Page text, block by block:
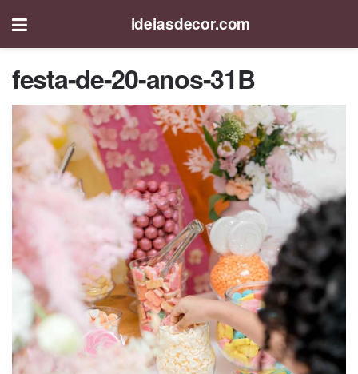
ideiasdecor.com
festa-de-20-anos-31B